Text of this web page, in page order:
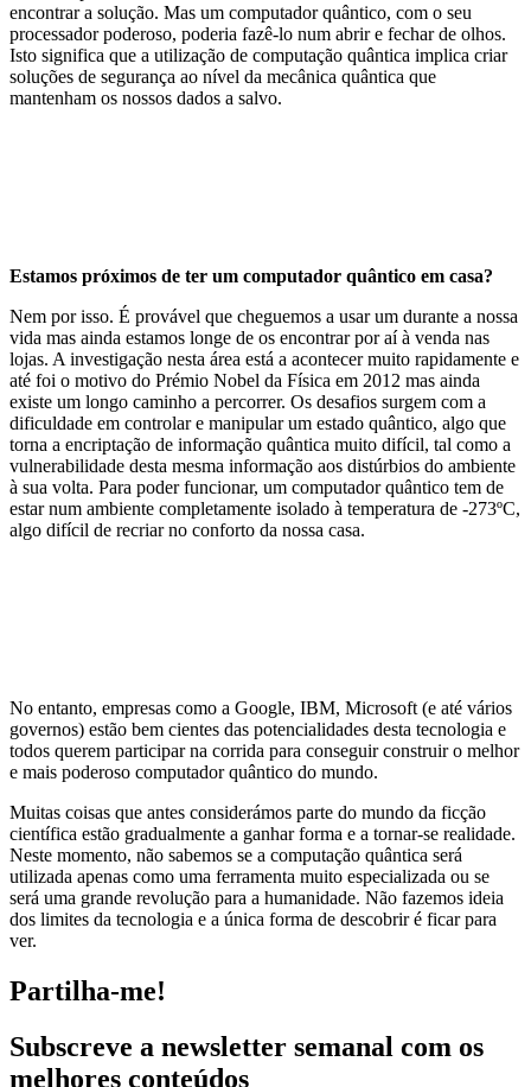
encontrar a solução. Mas um computador quântico, com o seu
processador poderoso, poderia fazê-lo num abrir e fechar de olhos.
Isto significa que a utilização de computação quântica implica criar
soluções de segurança ao nível da mecânica quântica que
mantenham os nossos dados a salvo.
Estamos próximos de ter um computador quântico em casa?
Nem por isso. É provável que cheguemos a usar um durante a nossa
vida mas ainda estamos longe de os encontrar por aí à venda nas
lojas. A investigação nesta área está a acontecer muito rapidamente e
até foi o motivo do Prémio Nobel da Física em 2012 mas ainda
existe um longo caminho a percorrer. Os desafios surgem com a
dificuldade em controlar e manipular um estado quântico, algo que
torna a encriptação de informação quântica muito difícil, tal como a
vulnerabilidade desta mesma informação aos distúrbios do ambiente
à sua volta. Para poder funcionar, um computador quântico tem de
estar num ambiente completamente isolado à temperatura de -273ºC,
algo difícil de recriar no conforto da nossa casa.
No entanto, empresas como a Google, IBM, Microsoft (e até vários
governos) estão bem cientes das potencialidades desta tecnologia e
todos querem participar na corrida para conseguir construir o melhor
e mais poderoso computador quântico do mundo.
Muitas coisas que antes considerámos parte do mundo da ficção
científica estão gradualmente a ganhar forma e a tornar-se realidade.
Neste momento, não sabemos se a computação quântica será
utilizada apenas como uma ferramenta muito especializada ou se
será uma grande revolução para a humanidade. Não fazemos ideia
dos limites da tecnologia e a única forma de descobrir é ficar para
ver.
Partilha-me!
Subscreve a newsletter semanal com os
melhores conteúdos